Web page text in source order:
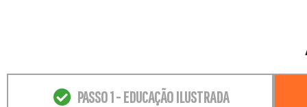
PASSO 1 - EDUCAÇÃO ILUSTRADA